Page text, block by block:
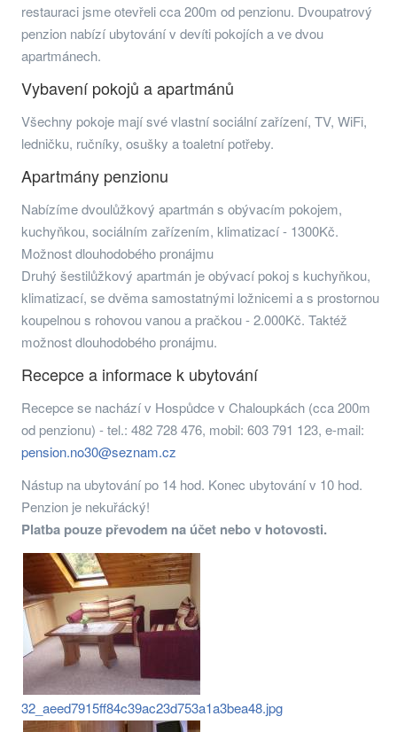
restauraci jsme otevřeli cca 200m od penzionu. Dvoupatrový
penzion nabízí ubytování v devíti pokojích a ve dvou
apartmánech.
Vybavení pokojů a apartmánů
Všechny pokoje mají své vlastní sociální zařízení, TV, WiFi,
ledničku, ručníky, osušky a toaletní potřeby.
Apartmány penzionu
Nabízíme dvoulůžkový apartmán s obývacím pokojem,
kuchyňkou, sociálním zařízením, klimatizací - 1300Kč.
Možnost dlouhodobého pronájmu
Druhý šestilůžkový apartmán je obývací pokoj s kuchyňkou,
klimatizací, se dvěma samostatnými ložnicemi a s prostornou
koupelnou s rohovou vanou a pračkou - 2.000Kč. Taktéž
možnost dlouhodobého pronájmu.
Recepce a informace k ubytování
Recepce se nachází v Hospůdce v Chaloupkách (cca 200m
od penzionu) - tel.: 482 728 476, mobil: 603 791 123, e-mail:
pension.no30@seznam.cz
Nástup na ubytování po 14 hod. Konec ubytování v 10 hod.
Penzion je nekuřácký!
Platba pouze převodem na účet nebo v hotovosti.
32_aeed7915ff84c39ac23d753a1a3bea48.jpg